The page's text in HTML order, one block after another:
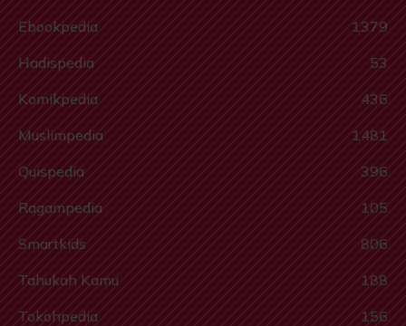
Ebookpedia
1379
Hadispedia
53
Komikpedia
436
Muslimpedia
1481
Quispedia
396
Ragampedia
105
Smartkids
806
Tahukah Kamu
188
Tokohpedia
156